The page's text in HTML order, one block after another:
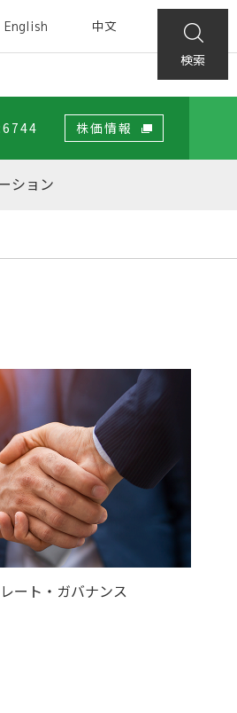
English
中文
検索
株価情報
ション
ート・ガバナンス